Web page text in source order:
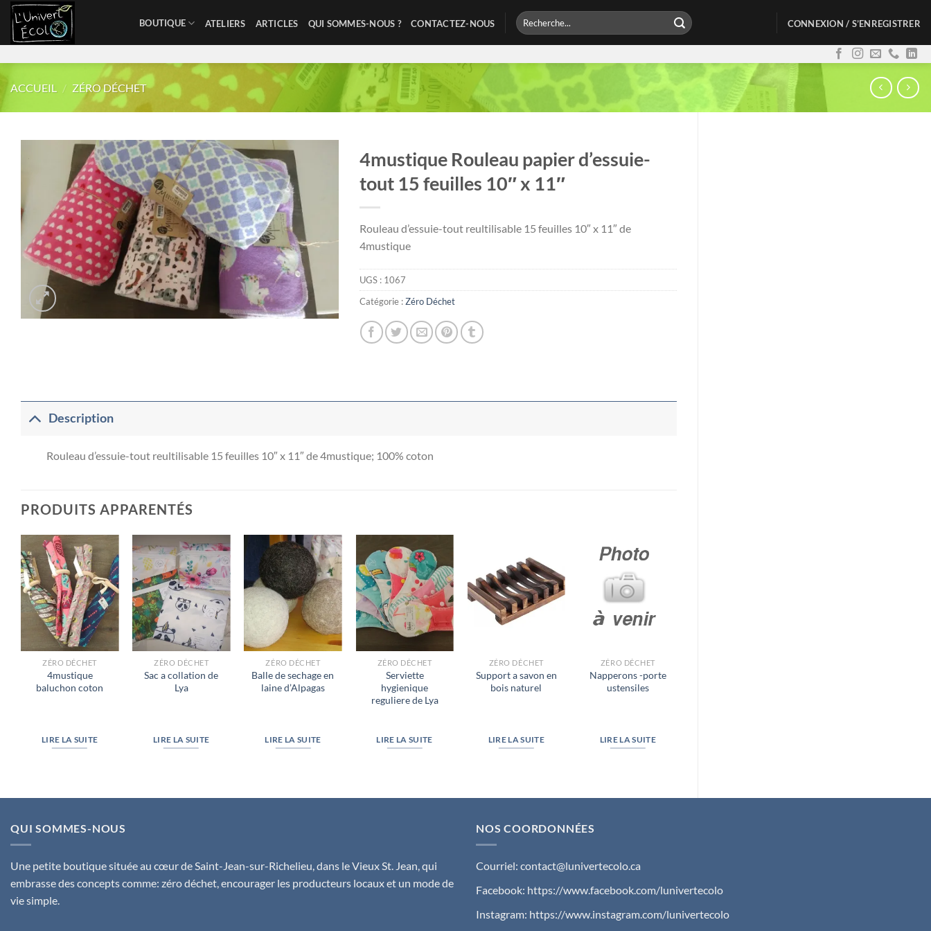
Skip
content
BOUTIQUE ATELIERS ARTICLES QUI SOMMES-NOUS ? CONTACTEZ-NOUS
Recherche
pour :
CONNEXION / S’ENREGISTRER
ACCUEIL / ZÉRO DÉCHET
4mustique Rouleau papier d’essuie-
tout 15 feuilles 10″ x 11″
Rouleau d’essuie-tout reultilisable 15 feuilles 10″ x 11″ de
4mustique
UGS : 1067
Catégorie :Zéro Déchet
Description
Rouleau d’essuie-tout reultilisable 15 feuilles 10″ x 11″ de 4mustique; 100% coton
PRODUITS APPARENTÉS
ZÉRO DÉCHET
4mustique
baluchon coton
LIRE LA SUITE
ZÉRO DÉCHET
Sac a collation de
Lya
LIRE LA SUITE
ZÉRO DÉCHET
Balle de sechage en
laine d’Alpagas
LIRE LA SUITE
ZÉRO DÉCHET
Serviette
hygienique
reguliere de Lya
LIRE LA SUITE
ZÉRO DÉCHET
Support a savon en
bois naturel
LIRE LA SUITE
ZÉRO DÉCHET
Napperons -porte
ustensiles
LIRE LA SUITE
QUI SOMMES-NOUS
Une petite boutique située au cœur de Saint-Jean-sur-Richelieu, dans le Vieux St. Jean, qui
embrasse des concepts comme: zéro déchet, encourager les producteurs locaux et un mode de
vie simple.
NOS COORDONNÉES
Courriel: contact@lunivertecolo.ca
Facebook: https://www.facebook.com/lunivertecolo
Instagram: https://www.instagram.com/lunivertecolo